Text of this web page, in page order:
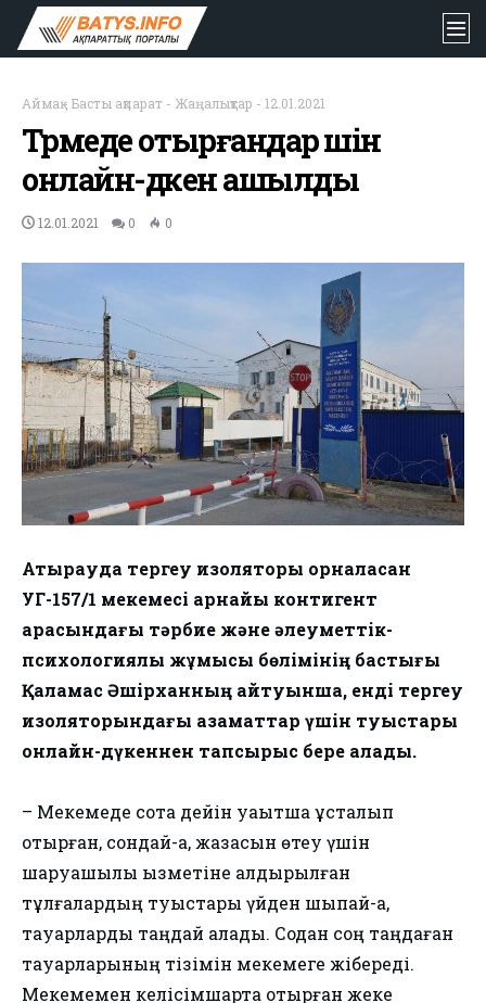
Аймақ- Басты ақпарат - Жаңалықтар - 12.01.2021
Түрмеде отырғандар үшін
онлайн-дүкен ашылды
12.01.2021 0 0
Атырауда тергеу изоляторы орналасқан
УГ-157/1 мекемесі арнайы контигент
арасындағы тәрбие және әлеуметтік-
психологиялық жұмысы бөлімінің бастығы
Қаламқас Әшірханның айтуынша, енді тергеу
изоляторындағы азаматтар үшін туыстары
онлайн-дүкеннен тапсырыс бере алады.
– Мекемеде сотқа дейін уақытша ұсталып
отырған, сондай-ақ, жазасын өтеу үшін
шаруашылық қызметіне қалдырылған
тұлғалардың туыстары үйден шықпай-ақ,
тауарларды таңдай алады. Содан соң таңдаған
тауарларының тізімін мекемеге жібереді.
Мекемемен келісімшартқа отырған жеке